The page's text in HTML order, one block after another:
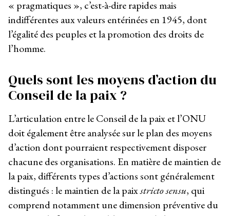
« pragmatiques », c’est-à-dire rapides mais
indifférentes aux valeurs entérinées en 1945, dont
l’égalité des peuples et la promotion des droits de
l’homme.
Quels sont les moyens d’action du
Conseil de la paix ?
L’articulation entre le Conseil de la paix et l’ONU
doit également être analysée sur le plan des moyens
d’action dont pourraient respectivement disposer
chacune des organisations. En matière de maintien de
la paix, différents types d’actions sont généralement
distingués : le maintien de la paixstricto sensu, qui
comprend notamment une dimension préventive du